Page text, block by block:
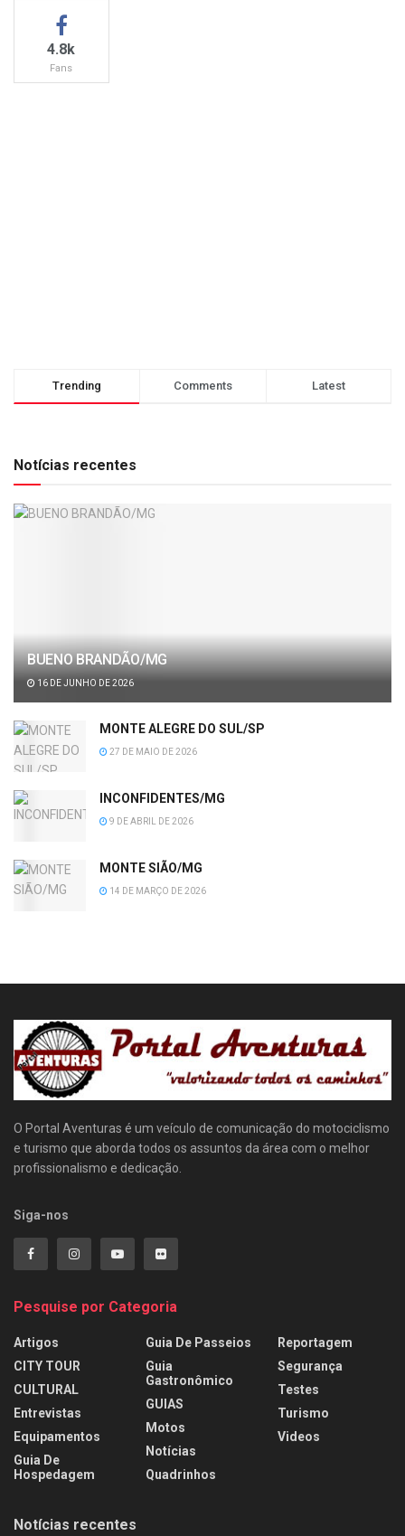
4.8k
Fans
Trending Comments Latest
Notícias recentes
BUENO BRANDÃO/MG
16 DE JUNHO DE 2026
MONTE ALEGRE DO SUL/SP
27 DE MAIO DE 2026
INCONFIDENTES/MG
9 DE ABRIL DE 2026
MONTE SIÃO/MG
14 DE MARÇO DE 2026
O Portal Aventuras é um veículo de comunicação do motociclismo
e turismo que aborda todos os assuntos da área com o melhor
profissionalismo e dedicação.
Siga-nos
Pesquise por Categoria
Artigos
CITY TOUR
CULTURAL
Entrevistas
Equipamentos
Guia De
Hospedagem
Guia De Passeios
Guia
Gastronômico
GUIAS
Motos
Notícias
Quadrinhos
Reportagem
Segurança
Testes
Turismo
Videos
Notícias recentes